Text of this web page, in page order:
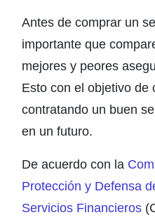
Antes de comprar un
importante que
mejores y peores
Esto con el objetivo de
contratando un buen
en un futuro.
De acuerdo con la
Protección y Defensa
Servicios Financieros